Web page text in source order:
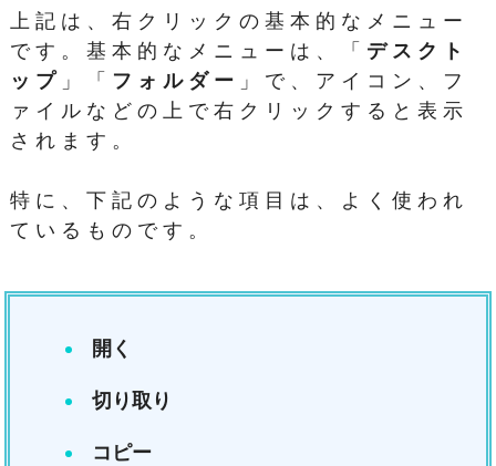
上記は、右クリックの基本的なメニュー
です。基本的なメニューは、「 デスクト
ップ 」「 フォルダー 」で、アイコン、フ
ァイルなどの上で右クリックすると表示
されます。
特に、下記のような項目は、よく使われ
ているものです。
開く
切り取り
コピー